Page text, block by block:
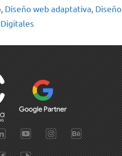
, Diseño web adaptativa, Diseño